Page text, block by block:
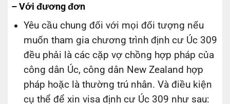
– Với đương đơn
Yêu cầu chung đối với mọi đối tượng nếu
muốn tham gia chương trình định cư Úc 309
đều phải là các cặp vợ chồng hợp pháp của
công dân Úc, công dân New Zealand hợp
pháp hoặc là thường trú nhân. Và điều kiện
cụ thể để xin visa định cư Úc 309 như sau: